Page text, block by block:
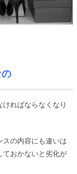
ればならなくなり
スの内容にも違いは
ておかないと劣化が